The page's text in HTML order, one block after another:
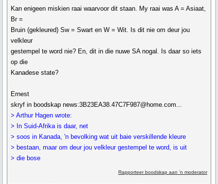
Kan enigeen miskien raai waarvoor dit staan. My raai was A = Asiaat,
Br =
Bruin (gekleured) Sw = Swart en W = Wit. Is dit nie om deur jou
velkleur
gestempel te word nie? En, dit in die nuwe SA nogal. Is daar so iets
op die
Kanadese state?
Ernest
skryf in boodskap news:3B23EA38.47C7F987@home.com...
> Arthur Hagen wrote:
> In Suid-Afrika is daar, net
> soos in Kanada, 'n bevolking wat uit baie verskillende kleure
> bestaan, maar om deur jou velkleur gestempel te word, is uit
> die bose
Rapporteer boodskap aan 'n moderator